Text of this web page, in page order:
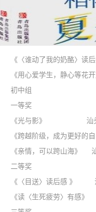
《〈谁动了我的奶酪〉
《用心爱学生，静心
初中组
一等奖
《光与影》 汕头市蓬
《跨越阶级，成为更好的自
《亲情，可以跨山海》 汕
二等奖
《〈目送〉读后感 》 汕
《读〈生死疲劳〉有感》